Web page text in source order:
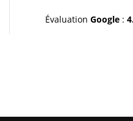
Évaluation Google :